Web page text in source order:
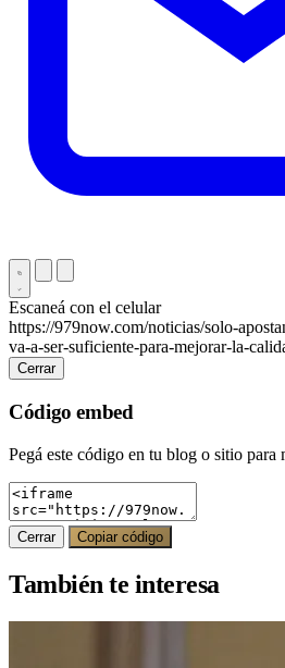
Escaneá con el celular
https://979now.com/noticias/solo-
va-a-ser-suficiente-para-mejorar-la-
Cerrar
Código embed
Pegá este código en tu blog o sitio para
Cerrar Copiar código
También te interesa